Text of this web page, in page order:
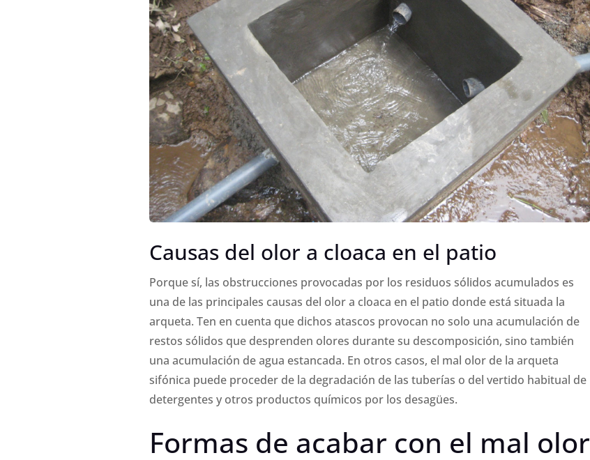
Causas del olor a cloaca en el patio
Porque sí, las obstrucciones provocadas por los residuos sólidos acumulados es
una de las principales causas del olor a cloaca en el patio donde está situada la
arqueta. Ten en cuenta que dichos atascos provocan no solo una acumulación de
restos sólidos que desprenden olores durante su descomposición, sino también
una acumulación de agua estancada. En otros casos, el mal olor de la arqueta
sifónica puede proceder de la degradación de las tuberías o del vertido habitual de
detergentes y otros productos químicos por los desagües.
Formas de acabar con el mal olor